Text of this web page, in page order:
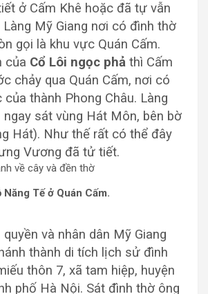
ở Cấm Khê hoặc đã tự vẫn
Mỹ Giang nơi có đình thờ
gọi là khu vực Quán Cấm.
của Cổ Lôi ngọc phả thì Cấm
chảy qua Quán Cấm, nơi có
của thành Phong Châu. Làng
ngay sát vùng Hát Môn, bên bờ
Hát). Như thế rất có thể đây
Vương đã tử tiết.
Tế ở Quán Cấm.
và nhân dân Mỹ Giang
thành di tích lịch sử đình
thôn 7, xã tam hiệp, huyện
phố Hà Nội. Sát đình thờ ông